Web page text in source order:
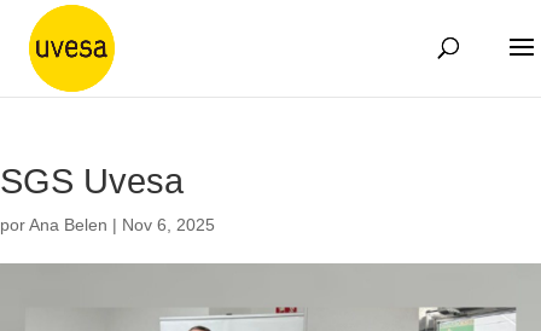
SGS Uvesa
porAna Belen | Nov 6, 2025